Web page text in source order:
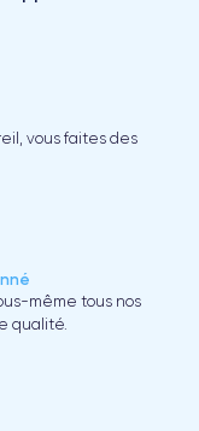
vous faites des
même tous nos
qualité.